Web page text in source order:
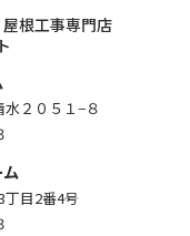
根工事専門店
２０５１−８
丁目2番4号